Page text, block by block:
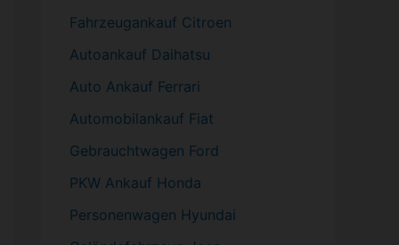
Fahrzeugankauf Citroen
Autoankauf Daihatsu
Auto Ankauf Ferrari
Automobilankauf Fiat
Gebrauchtwagen Ford
PKW Ankauf Honda
Personenwagen Hyundai